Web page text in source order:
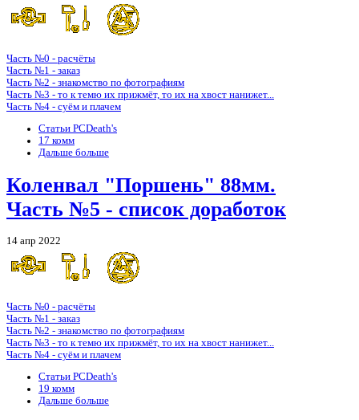
Часть №0 - расчёты
Часть №1 - заказ
Часть №2 - знакомство по фотографиям
Часть №3 - то к темю их прижмёт, то их на хвост нанижет...
Часть №4 - суём и плачем
Статьи PCDeath's
17 комм
Дальше больше
Коленвал "Поршень" 88мм.
Часть №5 - список доработок
14 апр 2022
Часть №0 - расчёты
Часть №1 - заказ
Часть №2 - знакомство по фотографиям
Часть №3 - то к темю их прижмёт, то их на хвост нанижет...
Часть №4 - суём и плачем
Статьи PCDeath's
19 комм
Дальше больше